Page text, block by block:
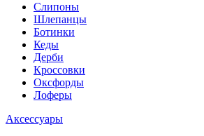
Слипоны
Шлепанцы
Ботинки
Кеды
Дерби
Кроссовки
Оксфорды
Лоферы
Аксессуары